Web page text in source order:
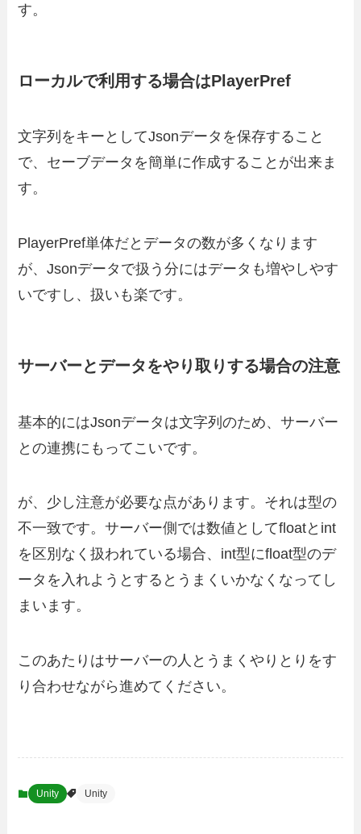
す。
ローカルで利用する場合はPlayerPref
文字列をキーとしてJsonデータを保存すること
で、セーブデータを簡単に作成することが出来ま
す。
PlayerPref単体だとデータの数が多くなります
が、Jsonデータで扱う分にはデータも増やしやす
いですし、扱いも楽です。
サーバーとデータをやり取りする場合の注意
基本的にはJsonデータは文字列のため、サーバー
との連携にもってこいです。
が、少し注意が必要な点があります。それは型の
不一致です。サーバー側では数値としてfloatとint
を区別なく扱われている場合、int型にfloat型のデ
ータを入れようとするとうまくいかなくなってし
まいます。
このあたりはサーバーの人とうまくやりとりをす
り合わせながら進めてください。
Unity Unity